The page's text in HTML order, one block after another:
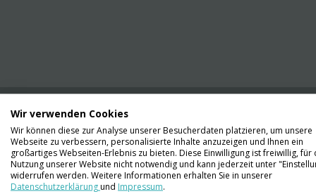
Kontaktieren Sie uns
061 711 73 56
Wir verwenden Cookies
Wir können diese zur Analyse unserer Besucherdaten platzieren, um unsere
Webseite zu verbessern, personalisierte Inhalte anzuzeigen und Ihnen ein
großartiges Webseiten-Erlebnis zu bieten. Diese Einwilligung ist freiwillig, für
Nutzung unserer Website nicht notwendig und kann jederzeit unter
widerrufen werden. Weitere Informationen erhalten Sie in unserer
Datenschutzerklärungund Impressum.